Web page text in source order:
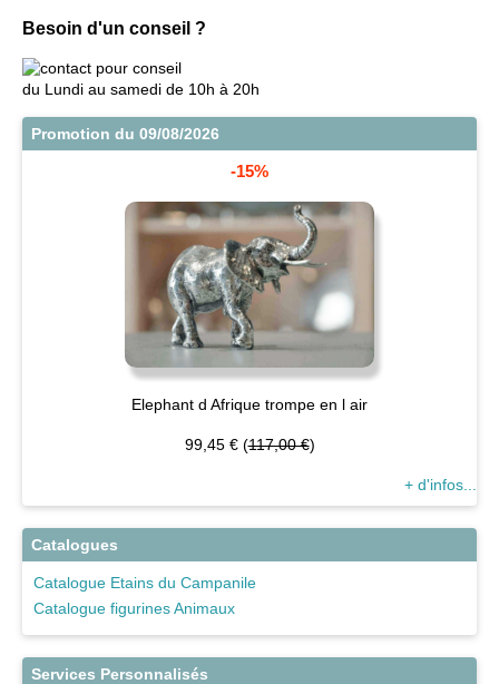
Besoin d'un conseil ?
du Lundi au samedi de 10h à 20h
Promotion du 09/08/2026
-15%
Elephant d Afrique trompe en l air
99,45 € (117,00 €)
+ d'infos...
Catalogues
Catalogue Etains du Campanile
Catalogue figurines Animaux
Services Personnalisés